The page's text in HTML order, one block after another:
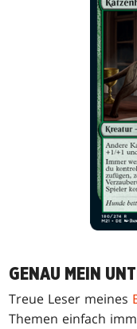
GENAU MEIN
Treue Leser meines
Themen einfach